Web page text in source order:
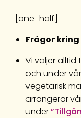
[one_half]
Frågor
Vi väljer
och under
vegetarisk
arrangerar
under